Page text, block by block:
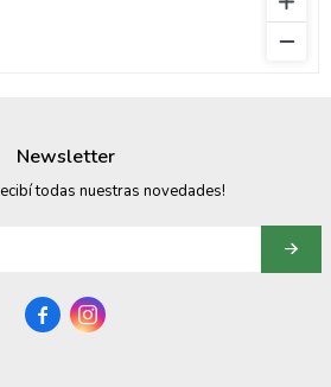
Newsletter
todas nuestras novedades!
 